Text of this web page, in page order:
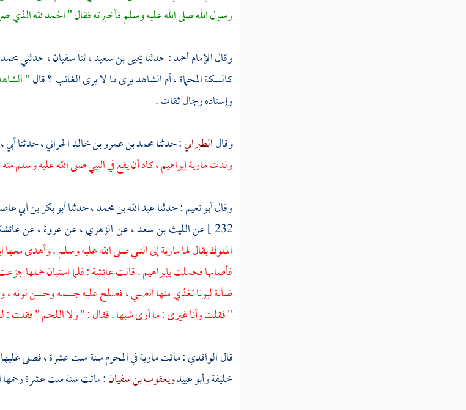
رسول الله صلى الله عليه وسلم فأخبرته فقال " الحمد لله الذي
وقال الإمامأحمد: حدثنايحيى بن سعيد ،ثناسفيان ،حدثني
كالسكة المحماة ، أم الشاهد يرى ما لا يرى الغائب ؟ قال"
وإسناده رجال ثقات .
وقالالطبراني: حدثنامحمد بن عمرو بن خالد الحراني ،حدثنا أبي
ولدتماريةإبراهيم ،كاد أن يقع في النبي صلى الله عليه وسلم
وقالأبو نعيم: حدثناعبد الله بن محمد ،حدثناأبو بكر بن أبي
232 ] عنالليث بن سعد ،عنالزهري ،عنعروة ،عن
الملوك يقال لهاماريةإلى النبي صلى الله عليه وسلم . وأهدى
فأصابها فحملتبإبراهيم. قالتعائشة: فلما استبان حملها
ضأنة لبونا تغذي منها الصبي ، فصلح عليه جسمه وحسن لونه ،
" فقلت وأنا غيرى : ما أرى شبها . فقال : " ولا اللحم " فقلت
قالالواقدي: ماتتماريةفي المحرم سنة ست عشرة ، فصلى عليها
خليفةوأبو عبيدويعقوب بن سفيان: ماتت سنة ست عشرة رحمها